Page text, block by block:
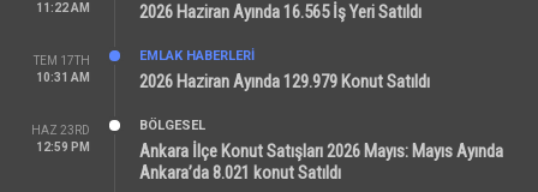
11:22 AM
2026 Haziran Ayında 16.565 İş Yeri Satıldı
TEM 17TH
10:31 AM
EMLAK HABERLERI
2026 Haziran Ayında 129.979 Konut Satıldı
HAZ 23RD
12:59 PM
BÖLGESEL
Ankara İlçe Konut Satışları 2026 Mayıs: Mayıs Ayında
Ankara’da 8.021 konut Satıldı